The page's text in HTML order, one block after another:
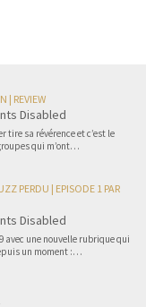
| REVIEW
Disabled
tire sa révérence et c’est le
qui m’ont…
PERDU | EPISODE 1 PAR
Disabled
avec une nouvelle rubrique qui
un moment :…